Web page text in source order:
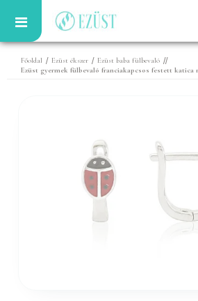
Főoldal / Ezüst ékszer / Ezüst baba fülbevaló //
Ezüst gyermek fülbevaló franciakapcsos festett katica